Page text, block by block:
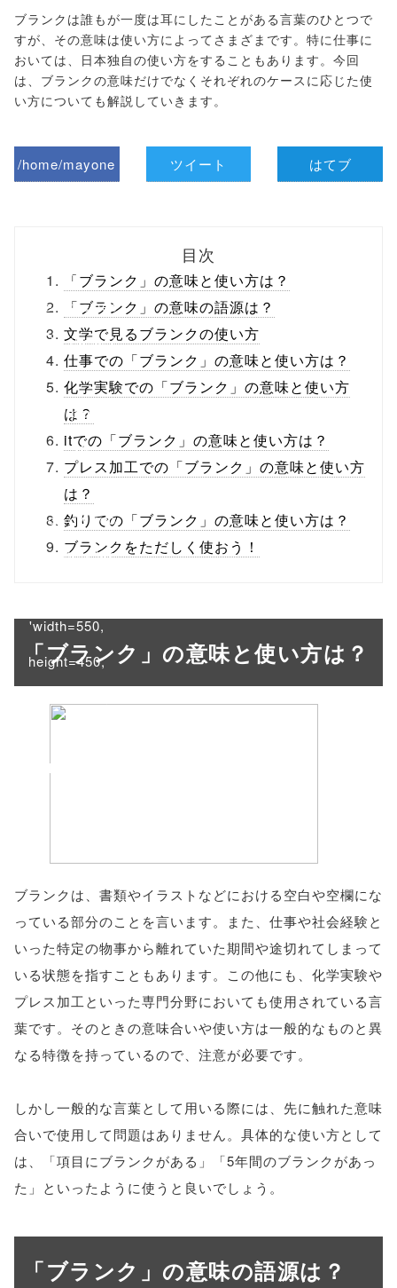
ブランクは誰もが一度は耳にしたことがある言葉のひとつで
すが、その意味は使い方によってさまざまです。特に仕事に
おいては、日本独自の使い方をすることもあります。今回
は、ブランクの意味だけでなくそれぞれのケースに応じた使
い方についても解説していきます。
/home/mayone
ml/wp-
content/themes
/tapbiz_theme/
parts/sns-
buttons.php on
line10
/1031144"
onclick="windo
w.open(this.hre
'width=550,
height=450,
scrollbars=yes'
ツイート はてブ
目次
「ブランク」の意味と使い方は？
「ブランク」の意味の語源は？
文学で見るブランクの使い方
仕事での「ブランク」の意味と使い方は？
化学実験での「ブランク」の意味と使い方
は？
itでの「ブランク」の意味と使い方は？
プレス加工での「ブランク」の意味と使い方
は？
釣りでの「ブランク」の意味と使い方は？
ブランクをただしく使おう！
「ブランク」の意味と使い方は？
ブランクは、書類やイラストなどにおける空白や空欄にな
っている部分のことを言います。また、仕事や社会経験と
いった特定の物事から離れていた期間や途切れてしまって
いる状態を指すこともあります。この他にも、化学実験や
プレス加工といった専門分野においても使用されている言
葉です。そのときの意味合いや使い方は一般的なものと異
なる特徴を持っているので、注意が必要です。
しかし一般的な言葉として用いる際には、先に触れた意味
合いで使用して問題はありません。具体的な使い方として
は、「項目にブランクがある」「5年間のブランクがあっ
た」といったように使うと良いでしょう。
「ブランク」の意味の語源は？